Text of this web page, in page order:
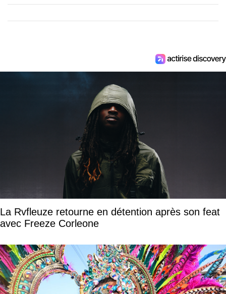
La Rvfleuze retourne en détention après son feat
avec Freeze Corleone